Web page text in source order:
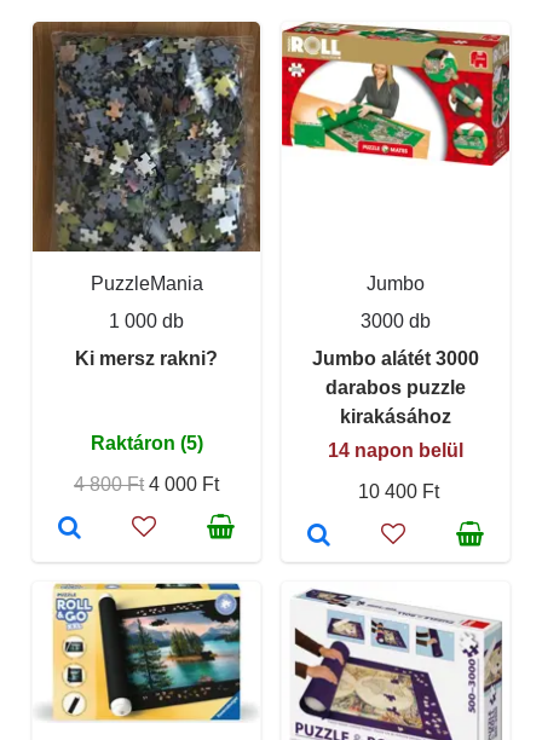
PuzzleMania
1 000 db
Ki mersz rakni?
Raktáron (5)
4 800 Ft 4 000 Ft
Jumbo
3000 db
Jumbo alátét 3000
darabos puzzle
kirakásához
14 napon belül
10 400 Ft